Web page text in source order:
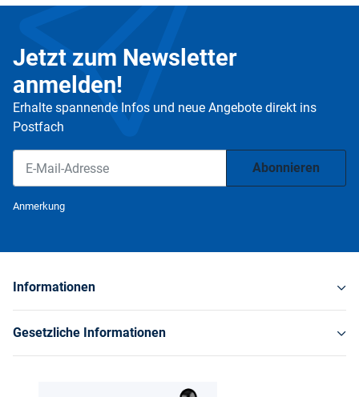
Jetzt zum Newsletter
anmelden!
Erhalte spannende Infos und neue Angebote direkt ins
Postfach
Abonnieren
Anmerkung
Informationen
Gesetzliche Informationen